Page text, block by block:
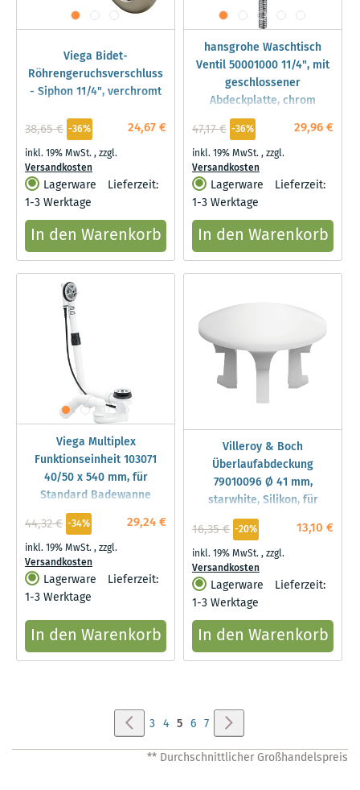
Viega Bidet-
Röhrengeruchsverschluss
- Siphon 11/4", verchromt
24,67 €
38,65 € -36%
inkl. 19% MwSt.,zzgl.
Versandkosten
Lagerware
Lieferzeit:
1-3 Werktage
In den Warenkorb
hansgrohe Waschtisch
Ventil 50001000 11/4", mit
geschlossener
Abdeckplatte, chrom
29,96 €
47,17 € -36%
inkl. 19% MwSt.,zzgl.
Versandkosten
Lagerware
Lieferzeit:
1-3 Werktage
In den Warenkorb
Viega Multiplex
Funktionseinheit 103071
40/50 x 540 mm, für
Standard Badewanne
29,24 €
44,32 € -34%
inkl. 19% MwSt.,zzgl.
Versandkosten
Lagerware
Lieferzeit:
1-3 Werktage
In den Warenkorb
Villeroy & Boch
Überlaufabdeckung
79010096 Ø 41 mm,
starwhite, Silikon, für
Waschtische größer 50 cm
13,10 €
16,35 € -20%
inkl. 19% MwSt.,zzgl.
Versandkosten
Lagerware
Lieferzeit:
1-3 Werktage
In den Warenkorb
Seite Seite
Zurück
Seite
3 Seite
4 Sie
lesen
5 Seite
6 Seite
7
** Durchschnittlicher Großhandelspreis